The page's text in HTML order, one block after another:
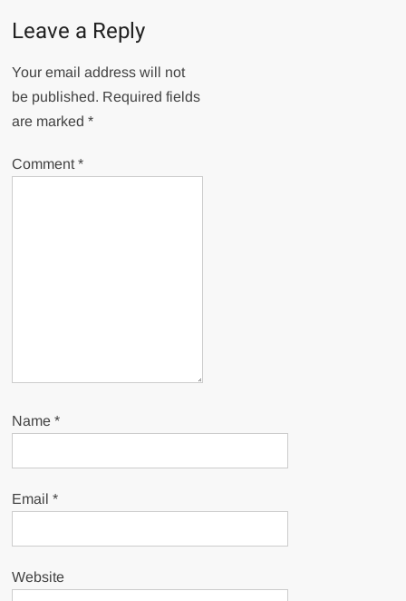
Leave a Reply
Your email address will not
be published. Required fields
are marked*
Comment*
Name*
Email*
Website